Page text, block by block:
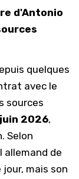
d'Antonio
quelques
avec le
sources
2026,
Selon
allemand de
mais son